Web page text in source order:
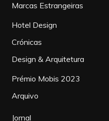
Marcas Estrangeiras
Hotel Design
Crónicas
Design & Arquitetura
Prémio Mobis 2023
Arquivo
Jornal